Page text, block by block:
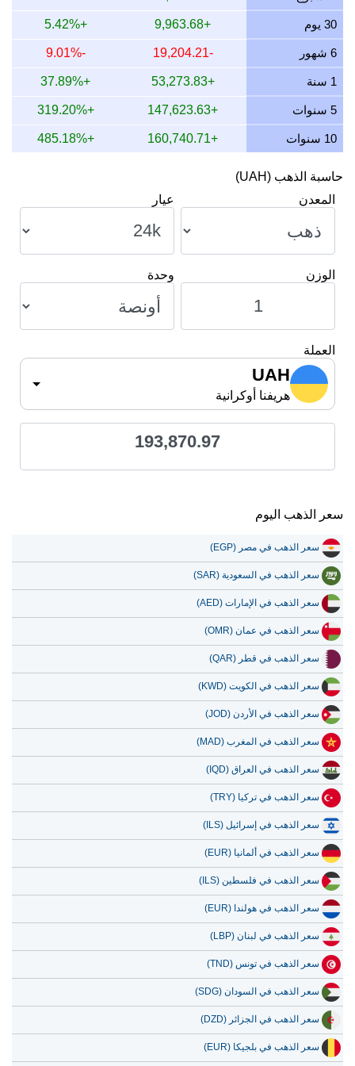
13 يوليو 2026 67,134.60
2,158.38
2,158,377.34
12 يوليو 2026 68,725.03
2,209.51
2,209,509.59
11 يوليو 2026 68,725.03
2,209.51
2,209,509.59
10 يوليو 2026 68,392.47
2,198.82
2,198,817.89
30 يوم +9,963.68
+5.42%
6 شهور -19,204.21
-9.01%
1 سنة +53,273.83
+37.89%
5 سنوات +147,623.63
+319.20%
10 سنوات +160,740.71
+485.18%
حاسبة الذهب (UAH)
المعدن
عيار
الوزن وحدة
العملة
UAH
هريفنا أوكرانية
193,870.97
سعر الذهب اليوم
سعر الذهب في مصر (EGP)
سعر الذهب في السعودية (SAR)
سعر الذهب في الإمارات (AED)
سعر الذهب في عمان (OMR)
سعر الذهب في قطر (QAR)
سعر الذهب في الكويت (KWD)
سعر الذهب في الأردن (JOD)
سعر الذهب في المغرب (MAD)
سعر الذهب في العراق (IQD)
سعر الذهب في تركيا (TRY)
سعر الذهب في إسرائيل (ILS)
سعر الذهب في ألمانيا (EUR)
سعر الذهب في فلسطين (ILS)
سعر الذهب في هولندا (EUR)
سعر الذهب في لبنان (LBP)
سعر الذهب في تونس (TND)
سعر الذهب في السودان (SDG)
سعر الذهب في الجزائر (DZD)
سعر الذهب في بلجيكا (EUR)